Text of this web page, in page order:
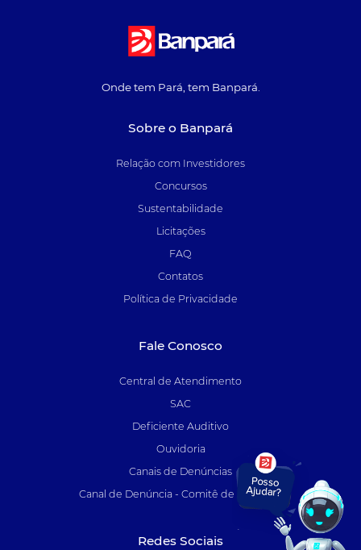
Onde tem Pará, tem Banpará.
Sobre o Banpará
Relação com Investidores
Concursos
Sustentabilidade
Licitações
FAQ
Contatos
Política de Privacidade
Fale Conosco
Central de Atendimento
SAC
Deficiente Auditivo
Ouvidoria
Canais de Denúncias
Canal de Denúncia - Comitê de Auditoria
Redes Sociais